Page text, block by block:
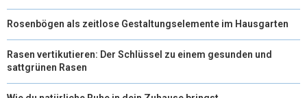
Rosenbögen als zeitlose Gestaltungselemente im Hausgarten
Rasen vertikutieren: Der Schlüssel zu einem gesunden und
sattgrünen Rasen